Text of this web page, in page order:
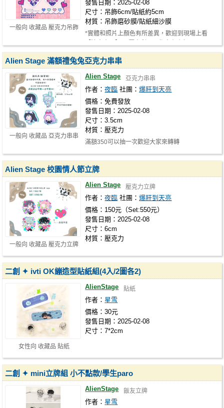
一般向 收藏品 壓克力吊飾
發售日期：2025-02-08
尺寸：吊飾6cm/貼紙約5cm
材質：吊飾磨砂膜/貼紙細沙膜
*實體和照片上顏色有所差異，歡迎到現場上看
一般向 收藏品 亞克力串串
Alien Stage 滿額禮兔兔亞克力串串
Alien Stage 亞克力串串
作者：夜臨 社團：爆肝到天亮
價格：免費發放
發售日期：2025-02-08
尺寸：3.5cm
材質：壓克力
滿額350可以抽一次歡迎大家來轉轉
一般向 收藏品 壓克力立牌
Alien Stage 校園情人節立牌
Alien Stage 壓克力立牌
作者：夜臨 社團：爆肝到天亮
價格：150元（Set:550元）
發售日期：2025-02-08
尺寸：6cm
材質：壓克力
女性向 收藏品 貼紙
二創 ✦ ivti OK繃造型貼紙組(4入/2圖各2)
AlienStage 貼紙
作者：星雪
價格：30元
發售日期：2025-02-08
尺寸：7*2cm
二創 ✦ mini立牌組 小不點款/學生paro
AlienStage 飯友立牌
作者：星雪